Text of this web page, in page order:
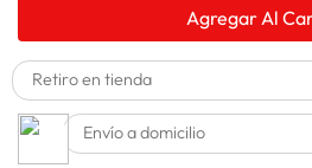
Agregar Al
Retiro en tienda
Envío a domicilio